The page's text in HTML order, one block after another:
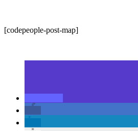
[codepeople-post-map]